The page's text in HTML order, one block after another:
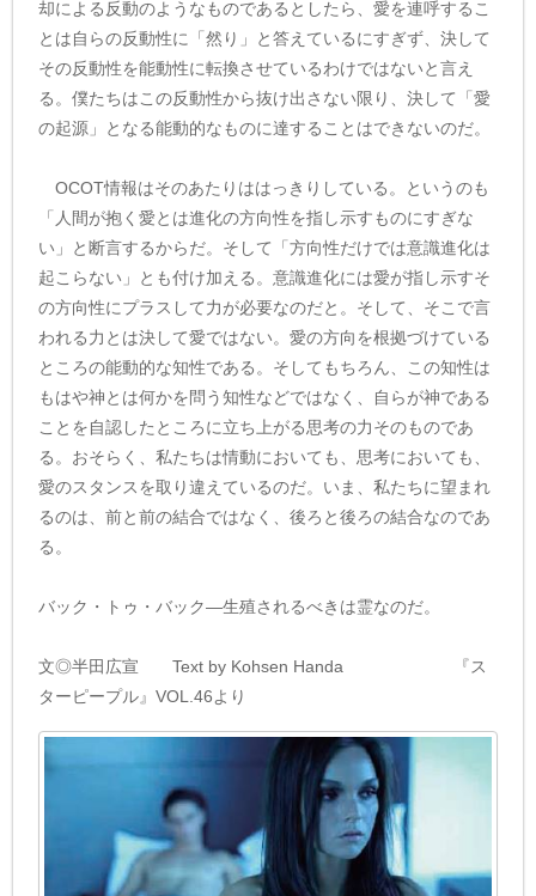
却による反動のようなものであるとしたら、愛を連呼するこ
とは自らの反動性に「然り」と答えているにすぎず、決して
その反動性を能動性に転換させているわけではないと言え
る。僕たちはこの反動性から抜け出さない限り、決して「愛
の起源」となる能動的なものに達することはできないのだ。
OCOT情報はそのあたりははっきりしている。というのも
「人間が抱く愛とは進化の方向性を指し示すものにすぎな
い」と断言するからだ。そして「方向性だけでは意識進化は
起こらない」とも付け加える。意識進化には愛が指し示すそ
の方向性にプラスして力が必要なのだと。そして、そこで言
われる力とは決して愛ではない。愛の方向を根拠づけている
ところの能動的な知性である。そしてもちろん、この知性は
もはや神とは何かを問う知性などではなく、自らが神である
ことを自認したところに立ち上がる思考の力そのものであ
る。おそらく、私たちは情動においても、思考においても、
愛のスタンスを取り違えているのだ。いま、私たちに望まれ
るのは、前と前の結合ではなく、後ろと後ろの結合なのであ
る。
バック・トゥ・バック―生殖されるべきは霊なのだ。
文◎半田広宣 Text by Kohsen Handa 『ス
ターピープル』VOL.46より